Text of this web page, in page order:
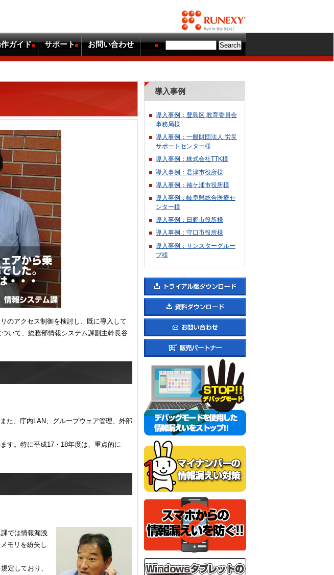
ガイド サポート お問い合わせ
のアクセス制御を検討し、既に導入して
いて、総務部情報システム課副主幹長谷
た、庁内LAN、グループウェア管理、外部
す。特に平成17・18年度は、重点的に
では情報漏洩
モリを紛失し
定しており、
導入事例
導入事例：豊島区 教育委員会
事務局様
導入事例：一般財団法人 労災
サポートセンター様
導入事例：株式会社TTK様
導入事例：君津市役所様
導入事例：袖ケ浦市役所様
導入事例：岐阜県総合医療セ
ンター様
導入事例：日野市役所様
導入事例：守口市役所様
導入事例：サンスターグルー
プ様